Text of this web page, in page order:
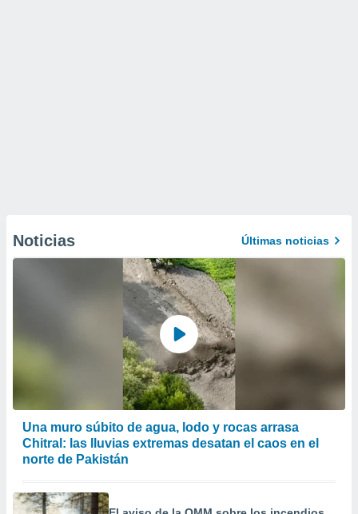
Noticias Últimas noticias
Una muro súbito de agua, lodo y rocas arrasa
Chitral: las lluvias extremas desatan el caos en el
norte de Pakistán